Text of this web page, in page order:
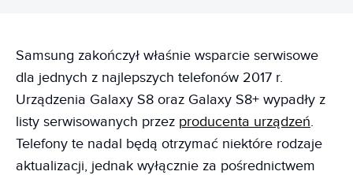
Samsung zakończył właśnie wsparcie serwisowe
dla jednych z najlepszych telefonów 2017 r.
Urządzenia Galaxy S8 oraz Galaxy S8+ wypadły z
listy serwisowanych przez producenta urządzeń.
Telefony te nadal będą otrzymać niektóre rodzaje
aktualizacji, jednak wyłącznie za pośrednictwem